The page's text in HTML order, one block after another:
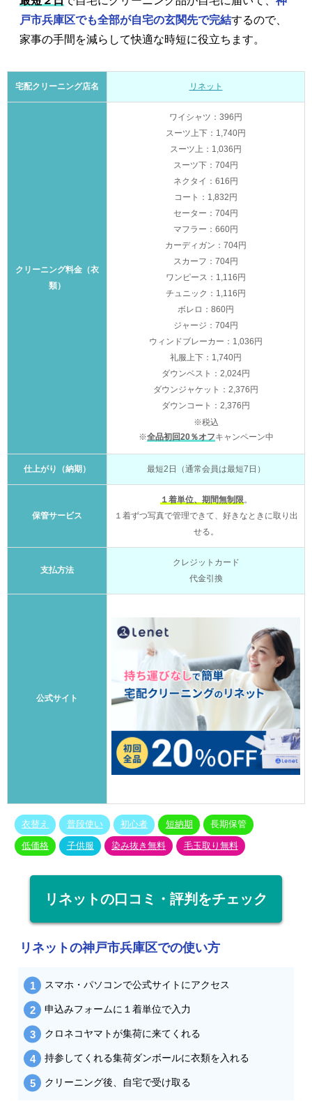
戸市兵庫区でも全部が自宅の玄関先で完結するので、
家事の手間を減らして快適な時短に役立ちます。
宅配クリーニング店名 リネット
クリーニング料金（衣
類）
ワイシャツ：396円
スーツ上下：1,740円
スーツ上：1,036円
スーツ下：704円
ネクタイ：616円
コート：1,832円
セーター：704円
マフラー：660円
カーディガン：704円
スカーフ：704円
ワンピース：1,116円
チュニック：1,116円
ボレロ：860円
ジャージ：704円
ウィンドブレーカー：1,036円
礼服上下：1,740円
ダウンベスト：2,024円
ダウンジャケット：2,376円
ダウンコート：2,376円
※税込
※全品初回20％オフキャンペーン中
仕上がり（納期） 最短2日（通常会員は最短7日）
保管サービス
１着単位、期間無制限。
１着ずつ写真で管理できて、好きなときに取り出
せる。
支払方法
クレジットカード
代金引換
公式サイト
衣替え 普段使い 初心者 短納期 長期保管
低価格 子供服 染み抜き無料 毛玉取り無料
リネットの口コミ・評判をチェック
リネットの神戸市兵庫区での使い方
スマホ・パソコンで公式サイトにアクセス
申込みフォームに１着単位で入力
クロネコヤマトが集荷に来てくれる
持参してくれる集荷ダンボールに衣類を入れる
クリーニング後、自宅で受け取る